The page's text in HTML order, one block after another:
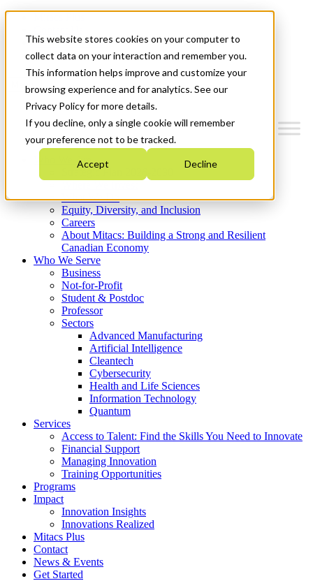
This website stores cookies on your computer to
collect data on your interaction and remember you.
This information helps improve and customize your
browsing experience and for analytics. See our
Privacy Policy for more details.
If you decline, only a single cookie will remember
your preference not to be tracked.
Accept Decline
News & Events
Get Started
Menu
Who We Are
Strategic Plan 2026-2030
What We Do
Equity, Diversity, and Inclusion
Careers
About Mitacs: Building a Strong and Resilient
Canadian Economy
Who We Serve
Business
Not-for-Profit
Student & Postdoc
Professor
Sectors
Advanced Manufacturing
Artificial Intelligence
Cleantech
Cybersecurity
Health and Life Sciences
Information Technology
Quantum
Services
Access to Talent: Find the Skills You Need to Innovate
Financial Support
Managing Innovation
Training Opportunities
Programs
Impact
Innovation Insights
Innovations Realized
Mitacs Plus
Contact
News & Events
Get Started